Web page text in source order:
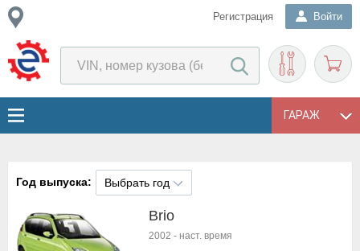
Регистрация Войти
ГАРАЖ
Год выпуска: Выбрать год
Brio
2002 - наст. время